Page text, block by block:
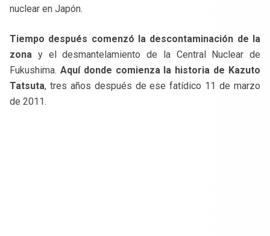
nuclear en Japón.
Tiempo después comenzó la descontaminación de la
zona y el desmantelamiento de la Central Nuclear de
Fukushima. Aquí donde comienza la historia de Kazuto
Tatsuta, tres años después de ese fatídico 11 de marzo
de 2011.